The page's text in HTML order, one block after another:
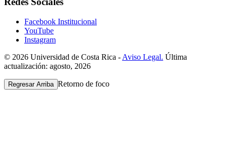
Facebook Institucional
YouTube
Instagram
© 2026 Universidad de Costa Rica - Aviso Legal. Última
actualización: agosto, 2026
Regresar Arriba Retorno de foco